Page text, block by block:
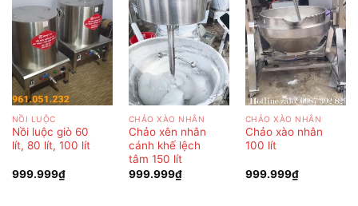
NỒI LUỘC
Nồi luộc giò 60
lít, 80 lít, 100 lít
999.999₫
CHẢO XÀO NHÂN
Chảo xên nhân
cánh khế lệch
tâm 150 lít
999.999₫
CHẢO XÀO NHÂN
Chảo xào nhân
100 lít
999.999₫